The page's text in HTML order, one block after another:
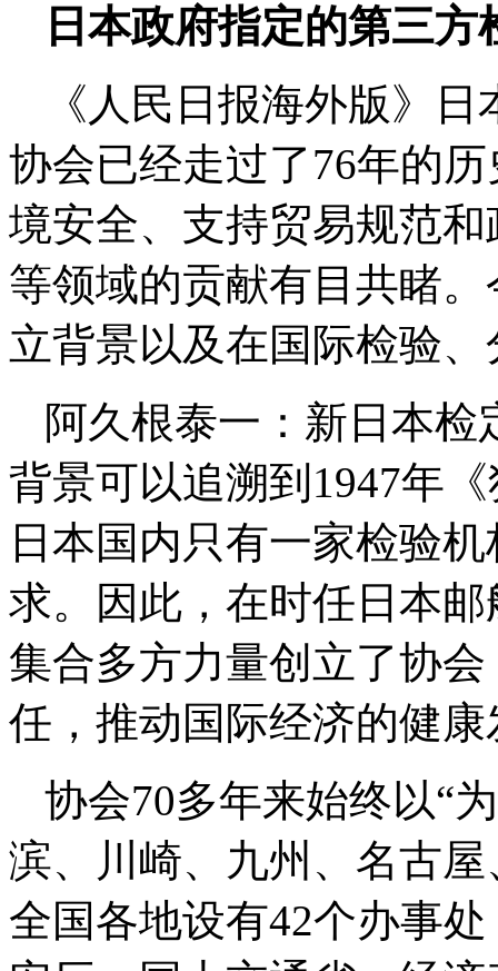
日本政府指定的第三方
《人民日报海外版》
协会已经走过了76年的
境安全、支持贸易规范
等领域的贡献有目共睹
立背景以及在国际检验
阿久根泰一：新日本检
背景可以追溯到1947年
日本国内只有一家检验
求。因此，在时任日本
集合多方力量创立了协
任，推动国际经济的健康
协会70多年来始终以“
滨、川崎、九州、名古
全国各地设有42个办事